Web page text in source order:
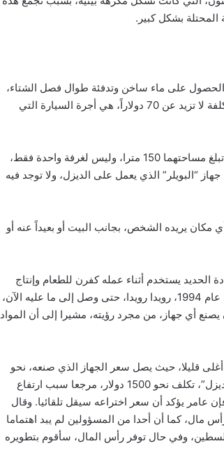
بشكل كبير.
الحصول على ماء ساخن وتدفئة طوال فصل الشتاء،
أي على مدار أربعة شهور، وعلى مدار 24 ساعة، وليس لساعات معدودة، بتكلفة لا تزيد عن 70 دولاراً، هي أجرة السيارة التي
وتابع قائلاً:” كما أن الجهاز يوفر التدفئة والماء الساخن للمبنى كله، ولشقتين تبلغ مساحتهما 150 مترا، وليس لغرفة واحدة فقط،
“البويلر” الذي يعمل على الديزل، ولا توجد فيه
يريده الشخص، بجانب البيت أو بعيداً عنه أو
الحديد يستخدم أثناء عمله كفرن للطعام وإنتاج
الخبز. وأشار، إلى أن فكرة هذا الجهاز قديمة، وأنه بدأ في تلمس اختراعه منذ عام 1994، رويدا رويدا، حتى وصل إلى ما عليه الآن،
أي جهاز، من مجرد رؤيته، مشيرا إلى أن المواد
قليلا، حيث يصل سعر الجهاز الذي صنعه، نحو
2300 دولار أمريكي، بينما أجهزة البويلر التي تعتمد على مشتقات النفط “الديزل”، تكلف نحو 1500 دولار، مرجعا سبب ارتفاع
عامر يؤكد أن سعر اختراعه سيقل تلقائيا. وقال
مال، كما أن أحدا من المسؤولين لم يبد اهتماما
وفي حال توفر رأس المال، سأقوم بتطويره